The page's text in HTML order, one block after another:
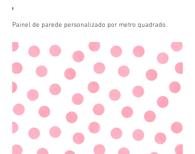
:
Painel de parede personalizado por metro quadrado.